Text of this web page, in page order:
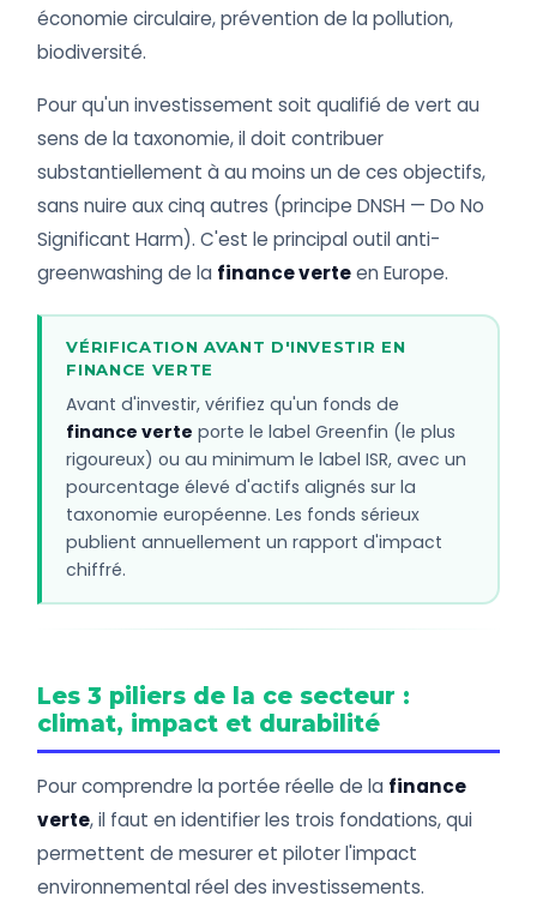
économie circulaire, prévention de la pollution,
biodiversité.
Pour qu'un investissement soit qualifié de vert au
sens de la taxonomie, il doit contribuer
substantiellement à au moins un de ces objectifs,
sans nuire aux cinq autres (principe DNSH — Do No
Significant Harm). C'est le principal outil anti-
greenwashing de la finance verteen Europe.
VÉRIFICATION AVANT D'INVESTIR EN
FINANCE VERTE
Avant d'investir, vérifiez qu'un fonds de
finance verte porte le label Greenfin (le plus
rigoureux) ou au minimum le label ISR, avec un
pourcentage élevé d'actifs alignés sur la
taxonomie européenne. Les fonds sérieux
publient annuellement un rapport d'impact
chiffré.
Les 3 piliers de la ce secteur :
climat, impact et durabilité
Pour comprendre la portée réelle de la finance
verte, il faut en identifier les trois fondations, qui
permettent de mesurer et piloter l'impact
environnemental réel des investissements.